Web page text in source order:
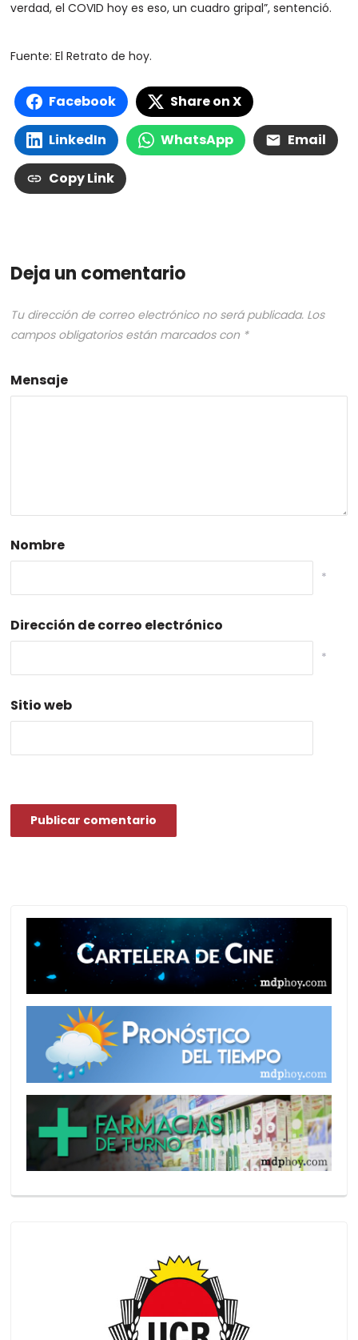
verdad, el COVID hoy es eso, un cuadro gripal”, sentenció.
Fuente: El Retrato de hoy.
Facebook Share on X
LinkedIn WhatsApp Email
Copy Link
Deja un comentario
Tu dirección de correo electrónico no será publicada. Los
campos obligatorios están marcados con *
Mensaje
Nombre
*
Dirección de correo electrónico
*
Sitio web